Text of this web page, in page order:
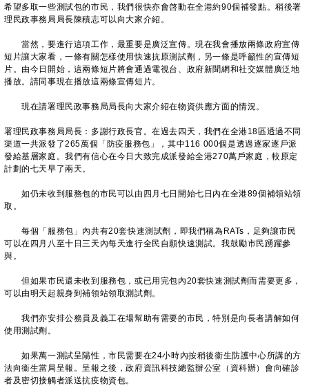
希望多取一些測試包的市民，我們很快亦會啓動在全港約90個補發點。稍後署
理民政事務局局長陳積志可以向大家介紹。
當然，要進行這項工作，最重要是廣泛宣傳。現在我會播放兩條政府宣傳
短片讓大家看，一條有關怎樣使用快速抗原測試劑，另一條是呼籲性的宣傳短
片。由今日開始，這兩條短片將會通過電視台、政府新聞網和社交媒體廣泛地
播放。請同事現在播放這兩條宣傳短片。
現在請署理民政事務局局長向大家介紹在物資供應方面的情況。
署理民政事務局局長：多謝行政長官。在過去四天，我們在全港18區透過不同
渠道一共派發了265萬個「防疫服務包」，其中116 000個是透過逐家逐戶派
發給基層家庭。我們有信心在今日大致完成派發給全港270萬戶家庭，較原定
計劃的七天早了兩天。
如仍未收到服務包的市民可以由四月七日開始七日內在全港89個補領站領
取。
每個「服務包」內共有20套快速測試劑，即我們稱為RATs，足夠讓市民
可以在四月八至十日三天內每天進行全民自願快速測試。我鼓勵市民踴躍參
與。
但如果市民還未收到服務包，或已用完包內20套快速測試劑而需要更多，
可以由明天起親身到補領站領取測試劑。
我們亦安排公務員及義工在場幫助有需要的市民，特別是向長者講解如何
使用測試劑。
如果萬一測試呈陽性，市民需要在24小時內按稍後衞生防護中心所講的方
法向衞生當局呈報。呈報之後，政府資訊科技總監辦公室（資科辦）會向確診
者及密切接觸者派送抗疫物資包。